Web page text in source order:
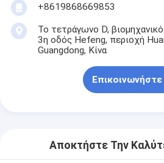
+8619868669853
Το τετράγωνο D,
3η οδός Hefeng, περιοχή
Guangdong, Κίνα
Επικοινωνήστε
Αποκτήστε Την